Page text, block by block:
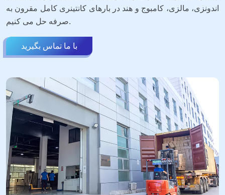
اندونزی، مالزی، کامبوج و هند در بارهای کانتینری کامل مقرون به
صرفه حل می کنیم.
با ما تماس بگیرید